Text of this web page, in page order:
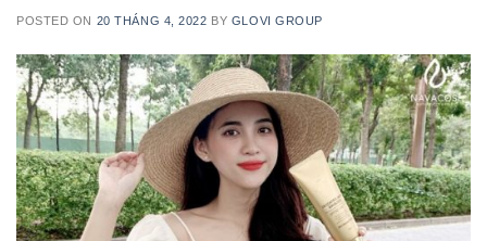
POSTED ON 20 THÁNG 4, 2022 BY GLOVI GROUP